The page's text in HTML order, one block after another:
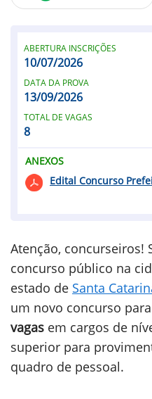
Atenção, concurseiros!
concurso público na
estado de Santa
um novo concurso
vagas em cargos de
superior para
quadro de pessoal.
ABERTURA INSCRIÇÕES
10/07/2026
DATA DA PROVA
13/09/2026
TOTAL DE VAGAS
8
ANEXOS
Edital Concurso